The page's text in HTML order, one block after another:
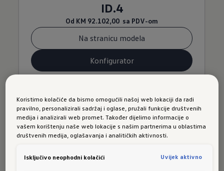
ID.4
Od KM 92.102,00 sa PDV-om
Na stranicu modela
Konfigurator
Otkrijte novi
T-Roc!
Koristimo kolačiće da bismo omogućili našoj web lokaciji da radi
pravilno, personalizirali sadržaj i oglase, pružali funkcije društvenih
medija i analizirali web promet. Također dijelimo informacije o
vašem korištenju naše web lokacije s našim partnerima u oblastima
društvenih medija, oglašavanja i analitičkih aktivnosti.
Isključivo neophodni kolačići Uvijek aktivno